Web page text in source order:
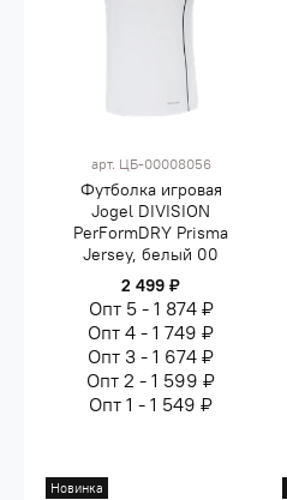
арт. ЦБ-00008056
Футболка игровая
Jogel DIVISION
PerFormDRY Prisma
Jersey, белый 00
2 499 ₽
Опт 5 - 1 874 ₽
Опт 4 - 1 749 ₽
Опт 3 - 1 674 ₽
Опт 2 - 1 599 ₽
Опт 1 - 1 549 ₽
Новинка